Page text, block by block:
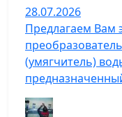
28.07.2026
Предлагаем Вам
(умягчитель)